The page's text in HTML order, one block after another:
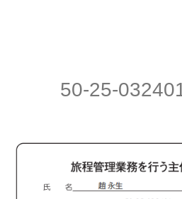
50-25-